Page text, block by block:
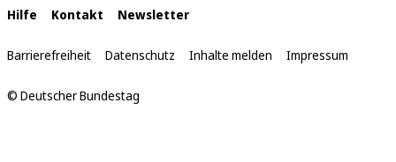
Interne
Links
Hilfe Kontakt Newsletter
Barrierefreiheit Datenschutz Inhalte melden Impressum
© Deutscher Bundestag